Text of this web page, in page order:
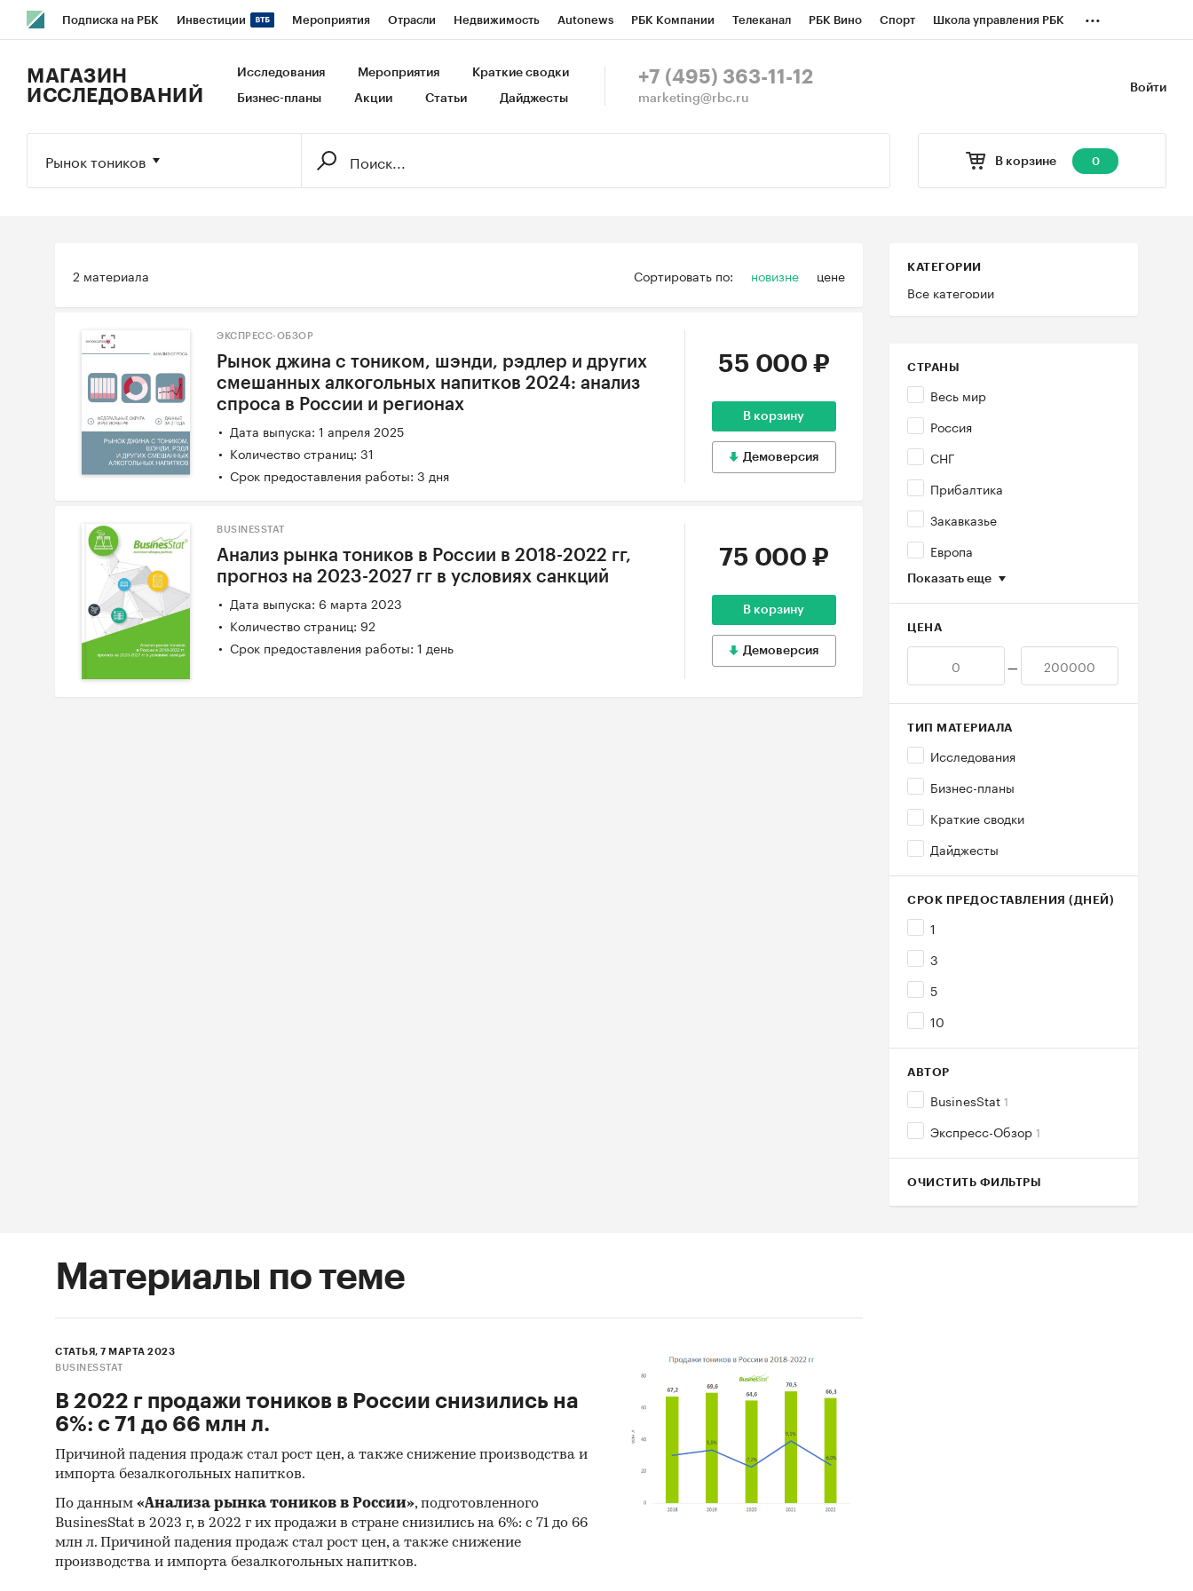
Подписка на РБК Инвестиции Мероприятия Отрасли Недвижимость Autonews РБК Компании Телеканал РБК Вино Спорт Школа управления РБК
Исследования Кредитные рейтинги Франшизы Газета Спецпроекты СПб Конференции СПб Спецпроекты
...
Войти
МАГАЗИН
ИССЛЕДОВАНИЙ
Исследования Мероприятия Краткие сводки
Бизнес-планы Акции Статьи Дайджесты
+7 (495) 363-11-12
marketing@rbc.ru
В корзине 0
Рынок тоников
Сортировать по: новизне цене
2 материала КАТЕГОРИИ
Все категории
СТРАНЫ
Весь мир
Россия
СНГ
Прибалтика
Закавказье
Европа
Показать еще
ЦЕНА
—
ТИП МАТЕРИАЛА
Исследования
Бизнес-планы
Краткие сводки
Дайджесты
СРОК ПРЕДОСТАВЛЕНИЯ (ДНЕЙ)
1
3
5
10
АВТОР
BusinesStat 1
Экспресс-Обзор 1
ОЧИСТИТЬ ФИЛЬТРЫ
ЭКСПРЕСС-ОБЗОР
Рынок джина с тоником, шэнди, рэдлер и других
смешанных алкогольных напитков 2024: анализ
спроса в России и регионах
Дата выпуска: 1 апреля 2025
Количество страниц: 31
Срок предоставления работы: 3 дня
55 000 ₽
В корзину
Демоверсия
BUSINESSTAT
Анализ рынка тоников в России в 2018-2022 гг,
прогноз на 2023-2027 гг в условиях санкций
Дата выпуска: 6 марта 2023
Количество страниц: 92
Срок предоставления работы: 1 день
75 000 ₽
В корзину
Демоверсия
Материалы по теме
СТАТЬЯ, 7 МАРТА 2023
BUSINESSTAT
В 2022 г продажи тоников в России снизились на
6%: с 71 до 66 млн л.
Причиной падения продаж стал рост цен, а также снижение производства и
импорта безалкогольных напитков.
По данным «Анализа рынка тоников в России», подготовленного
BusinesStat в 2023 г, в 2022 г их продажи в стране снизились на 6%: с 71 до 66
млн л. Причиной падения продаж стал рост цен, а также снижение
производства и импорта безалкогольных напитков.